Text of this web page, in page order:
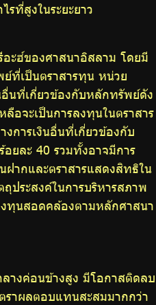
รที่สูงในระยะยาว
ะฮ์ของศาสนาอิสลาม โดยมี
ที่เป็นตราสารทุน หน่วย
อื่นที่เกี่ยวข้องกับหลักทรัพย์ดัง
อจะเป็นการลงทุนในตราสาร
การเงินอื่นที่เกี่ยวข้องกับ
ยละ 40 รวมทั้งอาจมีการ
ากและตราสารแสดงสิทธิใน
ประสงค์ในการบริหารสภาพ
ทุนสอดคล้องตามหลักศาสนา
างค่อนข้างสูง มีโอกาสติดลบ
ราผลตอบแทนสะสมมากกว่า